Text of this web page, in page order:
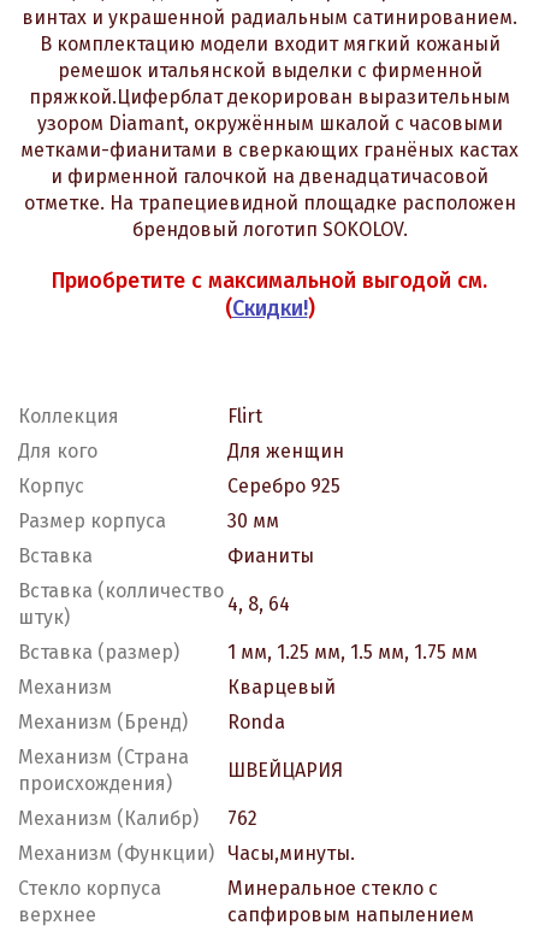
винтах и украшенной радиальным сатинированием.
В комплектацию модели входит мягкий кожаный
ремешок итальянской выделки с фирменной
пряжкой.Циферблат декорирован выразительным
узором Diamant, окружённым шкалой с часовыми
метками-фианитами в сверкающих гранёных кастах
и фирменной галочкой на двенадцатичасовой
отметке. На трапециевидной площадке расположен
брендовый логотип SOKOLOV.
Приобретите с максимальной выгодой см.
(Скидки!)
Коллекция
Flirt
Для кого
Для женщин
Корпус
Серебро 925
Размер корпуса
30 мм
Вставка
Фианиты
Вставка (колличество
штук)
4, 8, 64
Вставка (размер)
1 мм, 1.25 мм, 1.5 мм, 1.75 мм
Механизм
Кварцевый
Механизм (Бренд)
Ronda
Механизм (Страна
происхождения)
ШВЕЙЦАРИЯ
Механизм (Калибр)
762
Механизм (Функции)
Часы,минуты.
Стекло корпуса
верхнее
Минеральное стекло с
сапфировым напылением